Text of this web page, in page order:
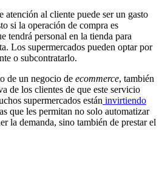
atención al cliente puede ser un gasto
si la operación de compra es
tendrá personal en la tienda para
Los supermercados pueden optar por
o subcontratarlo.
de un negocio de ecommerce, también
de los clientes de que este servicio
supermercados están invirtiendo
que les permitan no solo automatizar
la demanda, sino también de prestar el